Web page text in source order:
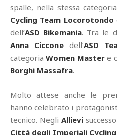
spalle, nella stessa
Cycling Team Locorotondo
dell’ASD Bikemania. Tra le
Anna Cicconedell’ASD
categoriaWomen Mastere
Borghi Massafra.
Molto attese anche le
hanno celebrato i
tecnico. NegliAllievi
Città degli Imperiali Cycling